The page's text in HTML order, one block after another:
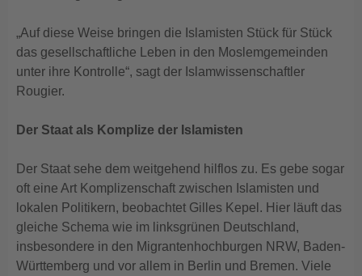
„Auf diese Weise bringen die Islamisten Stück für Stück
das gesellschaftliche Leben in den Moslemgemeinden
unter ihre Kontrolle“, sagt der Islamwissenschaftler
Rougier.
Der Staat als Komplize der Islamisten
Der Staat sehe dem weitgehend hilflos zu. Es gebe sogar
oft eine Art Komplizenschaft zwischen Islamisten und
lokalen Politikern, beobachtet Gilles Kepel. Hier läuft das
gleiche Schema wie im linksgrünen Deutschland,
insbesondere in den Migrantenhochburgen NRW, Baden-
Württemberg und vor allem in Berlin und Bremen. Viele